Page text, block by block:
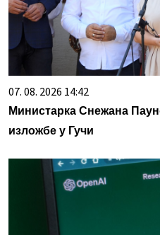
07. 08. 2026 14:42
Министарка Снежана
изложбе у Гучи